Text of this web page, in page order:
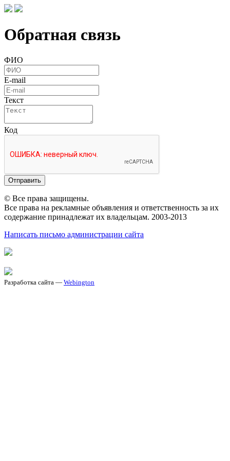
Обратная связь
ФИО
E-mail
Текст
Код
Отправить
© Все права защищены.
Все права на рекламные объявления и ответственность за их
содержание принадлежат их владельцам. 2003-2013
Написать письмо администрации сайта
Разработка сайта — Webington